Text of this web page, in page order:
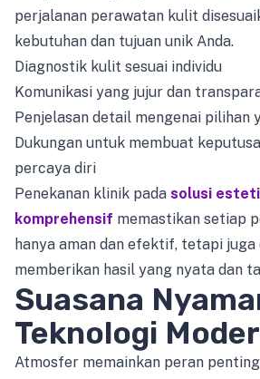
perjalanan perawatan kulit
kebutuhan dan tujuan unik Anda.
Diagnostik kulit sesuai individu
Komunikasi yang jujur dan
Penjelasan detail mengenai pilihan
Dukungan untuk membuat
percaya diri
Penekanan klinik pada solusi
komprehensif memastikan setiap
hanya aman dan efektif, tetapi
memberikan hasil yang nyata dan
Suasana
Teknologi
Atmosfer memainkan peran